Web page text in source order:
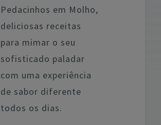
Pedacinhos em Molho,
deliciosas receitas
para mimar o seu
sofisticado paladar
com uma experiência
de sabor diferente
todos os dias.